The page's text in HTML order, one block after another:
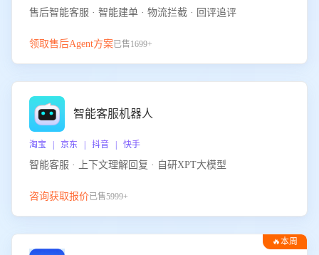
售后智能客服 · 智能建单 · 物流拦截 · 回评追评
领取售后Agent方案已售1699+
智能客服机器人
淘宝 | 京东 | 抖音 | 快手
智能客服 · 上下文理解回复 · 自研XPT大模型
咨询获取报价已售5999+
🔥本周